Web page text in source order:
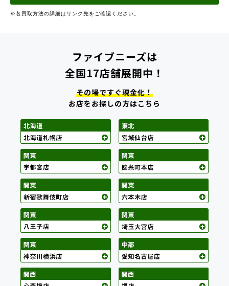
※各買取方法の詳細はリンク先をご確認ください。
ファイブニーズは
全国17店舗展開中！
その場ですぐ現金化！
お店をお探しの方はこちら